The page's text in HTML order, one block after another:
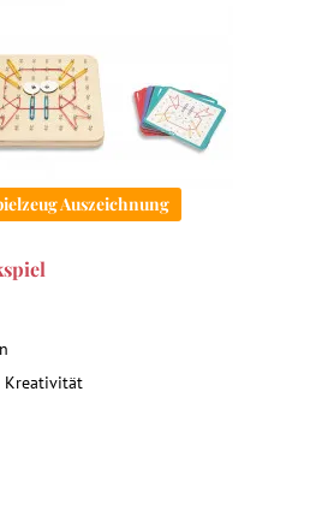
Auszeichnung
Kreativität